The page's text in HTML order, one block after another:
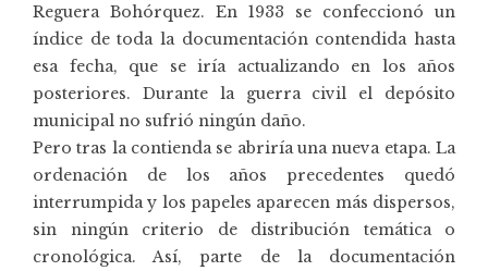
Reguera Bohórquez. En 1933 se confeccionó un
índice de toda la documentación contendida hasta
esa fecha, que se iría actualizando en los años
posteriores. Durante la guerra civil el depósito
municipal no sufrió ningún daño.
Pero tras la contienda se abriría una nueva etapa. La
ordenación de los años precedentes quedó
interrumpida y los papeles aparecen más dispersos,
sin ningún criterio de distribución temática o
cronológica. Así, parte de la documentación